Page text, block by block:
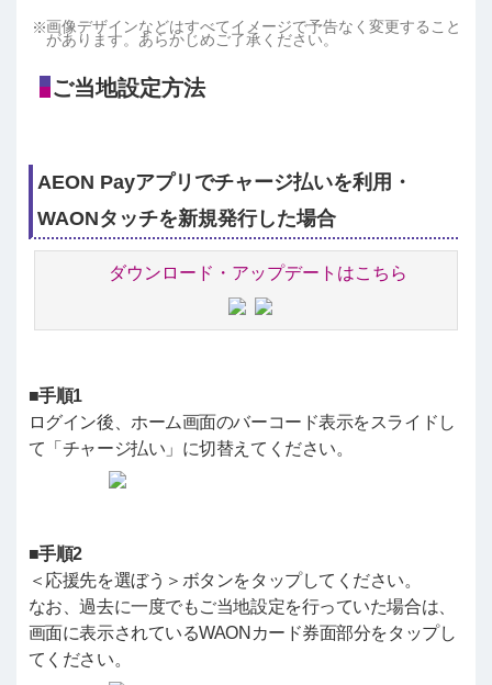
画像デザインなどはすべてイメージで予告なく変更すること
があります。あらかじめご了承ください。
ご当地設定方法
AEON Payアプリでチャージ払いを利用・
WAONタッチを新規発行した場合
ダウンロード・アップデートはこちら
■手順1
ログイン後、ホーム画面のバーコード表示をスライドし
て「チャージ払い」に切替えてください。
■手順2
＜応援先を選ぼう＞ボタンをタップしてください。
なお、過去に一度でもご当地設定を行っていた場合は、
画面に表示されているWAONカード券面部分をタップし
てください。